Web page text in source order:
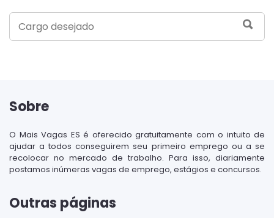
SEARCH
FOR:
Sobre
O Mais Vagas ES é oferecido gratuitamente com o intuito de
ajudar a todos conseguirem seu primeiro emprego ou a se
recolocar no mercado de trabalho. Para isso, diariamente
postamos inúmeras vagas de emprego, estágios e concursos.
Outras páginas